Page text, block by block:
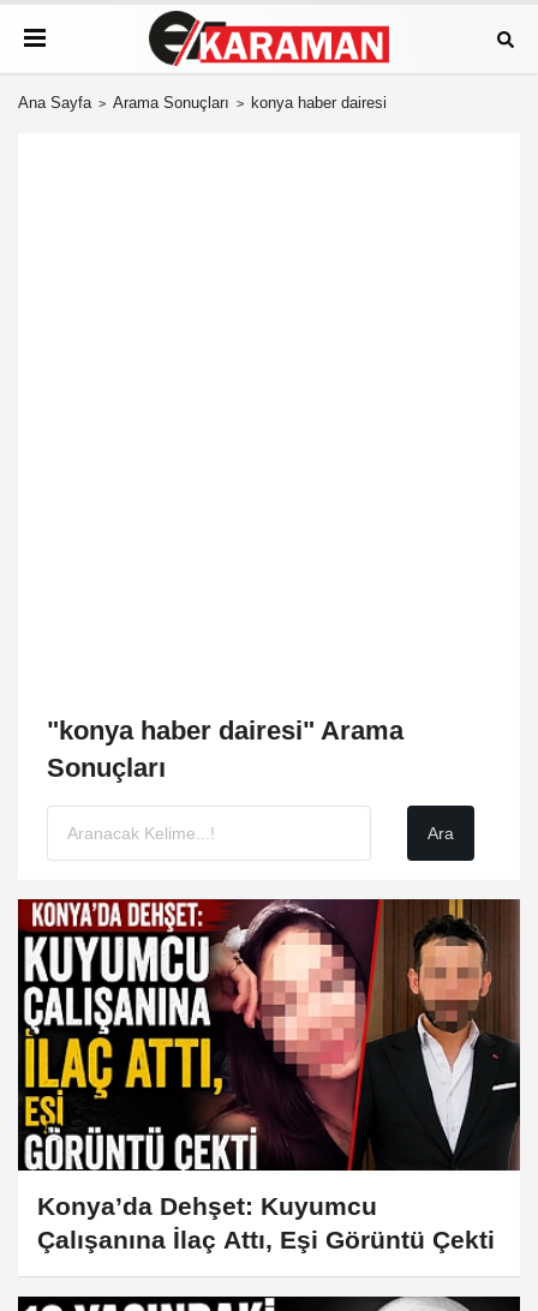
Ana Sayfa Arama Sonuçları konya haber dairesi
"konya haber dairesi" Arama
Sonuçları
Konya’da Dehşet: Kuyumcu
Çalışanına İlaç Attı, Eşi Görüntü Çekti